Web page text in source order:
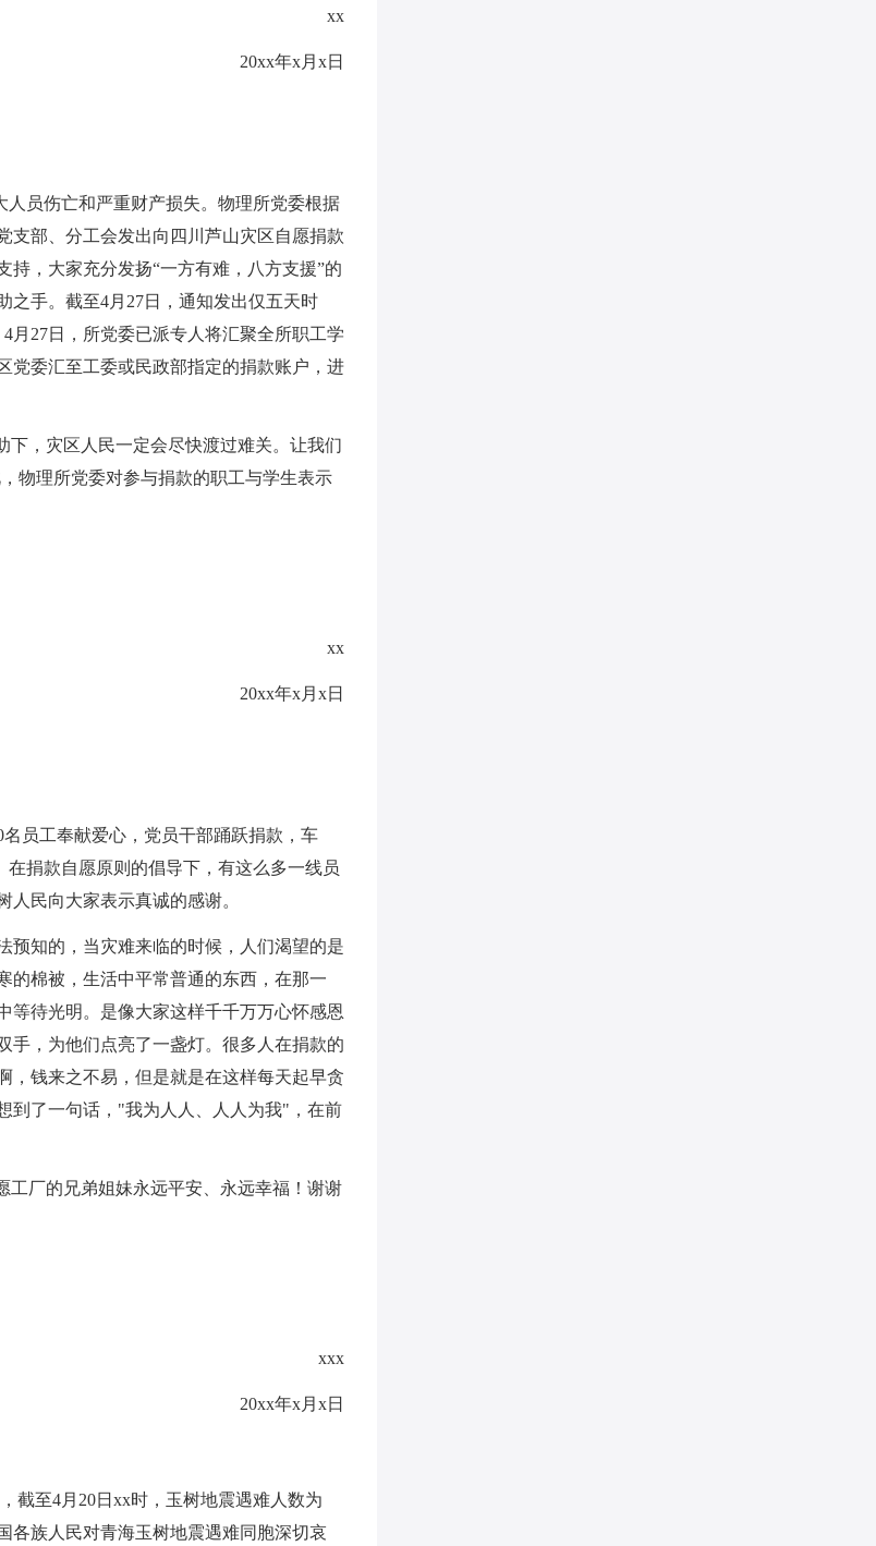
xx
20xx年x月x日
人员伤亡和严重财产损失。物理所党委根据
支部、分工会发出向四川芦山灾区自愿捐款
，大家充分发扬“一方有难，八方支援”的
之手。截至4月27日，通知发出仅五天时
月27日，所党委已派专人将汇聚全所职工学
党委汇至工委或民政部指定的捐款账户，进
下，灾区人民一定会尽快渡过难关。让我们
物理所党委对参与捐款的职工与学生表示
xx
20xx年x月x日
员工奉献爱心，党员干部踊跃捐款，车
在捐款自愿原则的倡导下，有这么多一线员
民向大家表示真诚的感谢。
预知的，当灾难来临的时候，人们渴望的是
的棉被，生活中平常普通的东西，在那一
等待光明。是像大家这样千千万万心怀感恩
手，为他们点亮了一盏灯。很多人在捐款的
，钱来之不易，但是就是在这样每天起早贪
到了一句话，"我为人人、人人为我"，在前
厂的兄弟姐妹永远平安、永远幸福！谢谢
xxx
20xx年x月x日
截至4月20日xx时，玉树地震遇难人数为
各族人民对青海玉树地震遇难同胞深切哀